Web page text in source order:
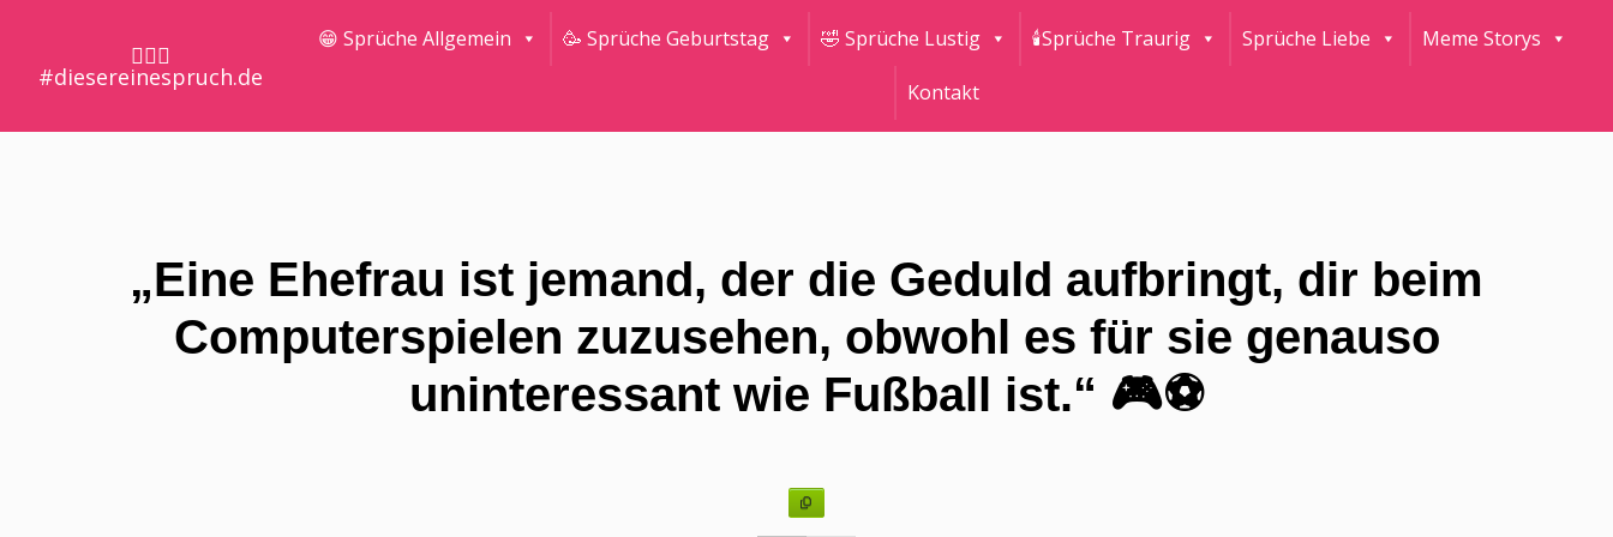
🤷🏼‍♀️
#diesereinespruch.de
😁 Sprüche Allgemein 🥳 Sprüche Geburtstag 🤣 Sprüche Lustig 🕯Sprüche Traurig Sprüche Liebe Meme Storys
Kontakt
„Eine Ehefrau ist jemand, der die Geduld aufbringt, dir beim
Computerspielen zuzusehen, obwohl es für sie genauso
uninteressant wie Fußball ist.“ 🎮⚽️